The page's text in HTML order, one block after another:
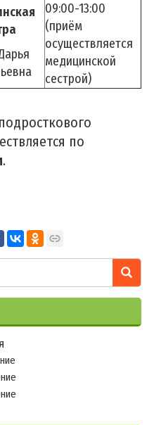
09:00-13:00
(приём
осуществляется
медицинской
сестрой)
по
.